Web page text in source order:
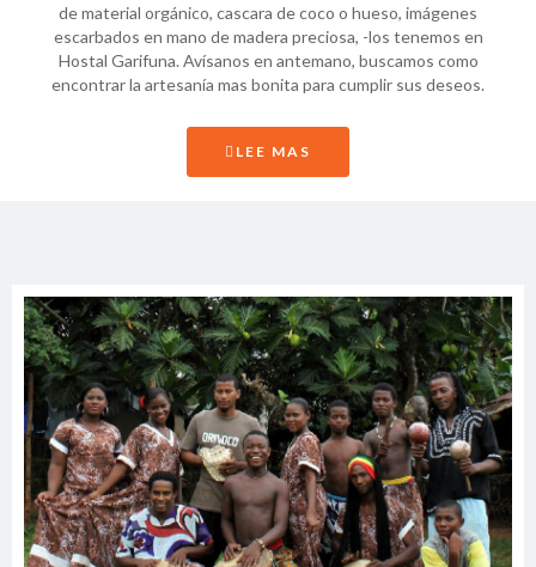
de material orgánico, cascara de coco o hueso, imágenes
escarbados en mano de madera preciosa, -los tenemos en
Hostal Garifuna. Avísanos en antemano, buscamos como
encontrar la artesanía mas bonita para cumplir sus deseos.
LEE MAS